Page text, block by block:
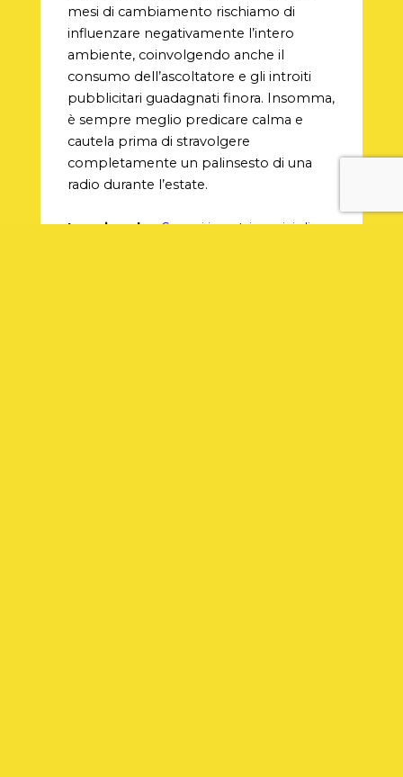
mesi di cambiamento rischiamo di
influenzare negativamente l’intero
ambiente, coinvolgendo anche il
consumo dell’ascoltatore e gli introiti
pubblicitari guadagnati finora. Insomma,
è sempre meglio predicare calma e
cautela prima di stravolgere
completamente un palinsesto di una
radio durante l’estate.
Leggi anche: Scopri i nostri servizi di